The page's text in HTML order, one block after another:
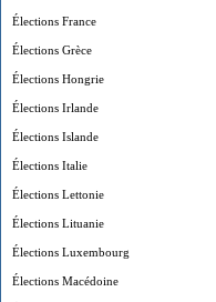
Élections France
Élections Grèce
Élections Hongrie
Élections Irlande
Élections Islande
Élections Italie
Élections Lettonie
Élections Lituanie
Élections Luxembourg
Élections Macédoine